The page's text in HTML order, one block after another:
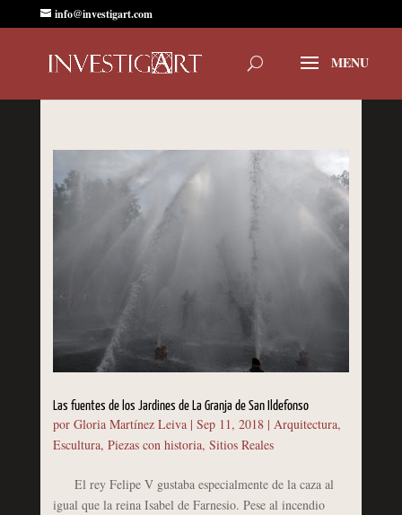
info@investigart.com
Las fuentes de los Jardines de La Granja de San Ildefonso
por Gloria Martínez Leiva| Sep 11, 2018| Arquitectura,
Escultura, Piezas con historia, Sitios Reales
El rey Felipe V gustaba especialmente de la caza al
igual que la reina Isabel de Farnesio. Pese al incendio